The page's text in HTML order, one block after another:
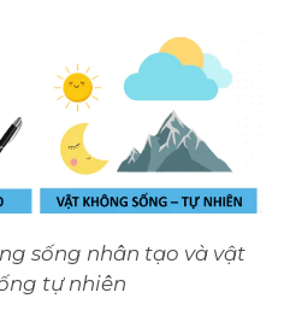
sống nhân tạo và vật
tự nhiên